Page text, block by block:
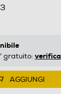
gratuito: verifica
AGGIUNGI